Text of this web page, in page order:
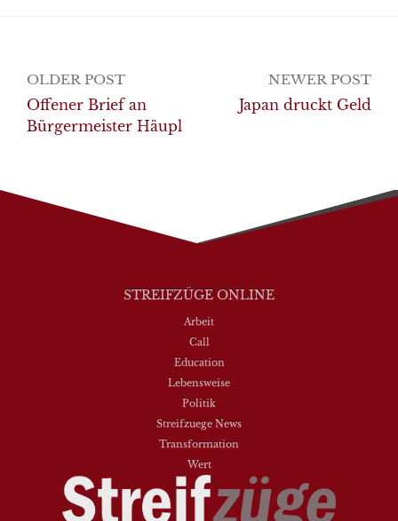
Post
navigation
OLDER POST
Offener Brief an
Bürgermeister Häupl
NEWER POST
Japan druckt Geld
STREIFZÜGE ONLINE
Arbeit
Call
Education
Lebensweise
Politik
Streifzuege News
Transformation
Wert